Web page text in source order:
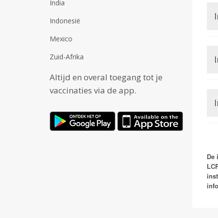
India
Indonesië
Mexico
Zuid-Afrika
Altijd en overal toegang tot je
vaccinaties via de app.
De